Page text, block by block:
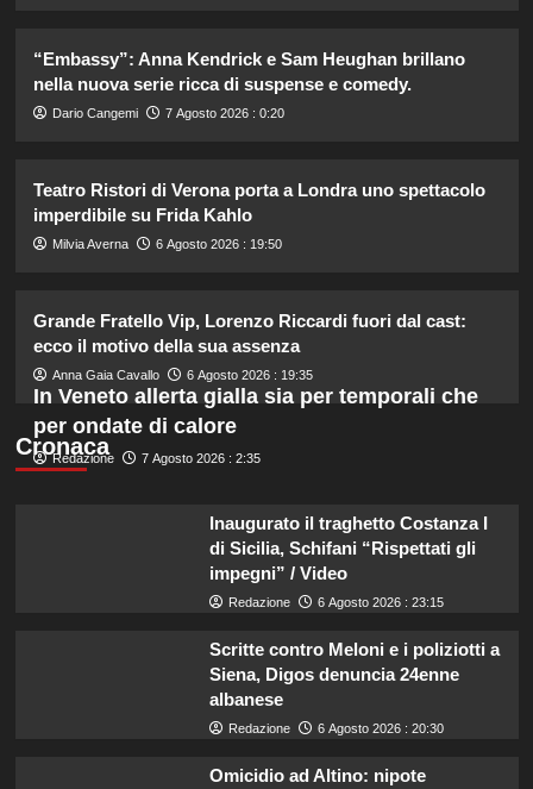
1
Grande Fratello Vip? Claudia Dionigi
svela la verità.
2
Rihanna in lingerie: dopo 10 anni, è
tornata in studio per il nuovo album!
3
Soraya: “Ho tradito” e rompe il
silenzio
Emma ed Elisa: avventure
emozionanti in motoslitta sul
Riccardo Guarnieri chiude con
Sabrina dopo il falò con Giovanni:
verità inaspettate svelate.
“Embassy”: Anna Kendrick e Sam Heughan brillano
nella nuova serie ricca di suspense e comedy.
Dario Cangemi 7 Agosto 2026 : 0:20
Teatro Ristori di Verona porta a Londra uno spettacolo
imperdibile su Frida Kahlo
Milvia Averna 6 Agosto 2026 : 19:50
Grande Fratello Vip, Lorenzo Riccardi fuori dal cast:
ecco il motivo della sua assenza
Anna Gaia Cavallo 6 Agosto 2026 : 19:35
Cronaca
In Veneto allerta gialla sia per temporali che
per ondate di calore
Redazione 7 Agosto 2026 : 2:35
Inaugurato il traghetto Costanza I
di Sicilia, Schifani “Rispettati gli
impegni” / Video
Redazione 6 Agosto 2026 : 23:15
Scritte contro Meloni e i poliziotti a
Siena, Digos denuncia 24enne
albanese
Redazione 6 Agosto 2026 : 20:30
Omicidio ad Altino: nipote